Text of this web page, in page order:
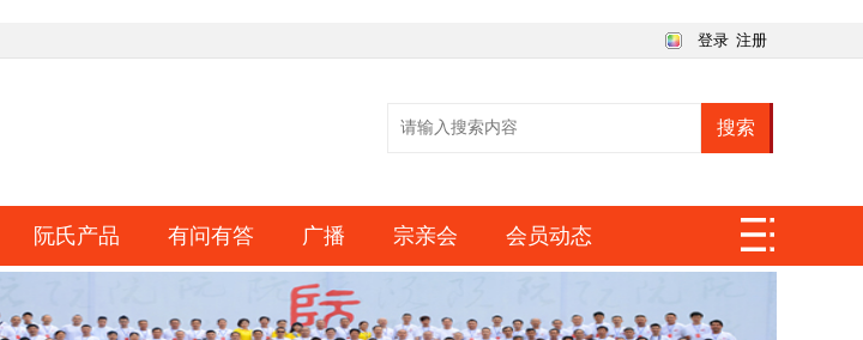
登录 注册
搜索
阮氏产品 有问有答 广播 宗亲会 会员动态